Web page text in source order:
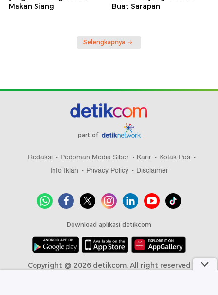
Makan Siang
Buat Sarapan
Selengkapnya
part of
Redaksi Pedoman Media Siber Karir
Kotak Pos
Info Iklan
Privacy Policy Disclaimer
Download aplikasi detikcom
Copyright @ 2026 detikcom, All right reserved